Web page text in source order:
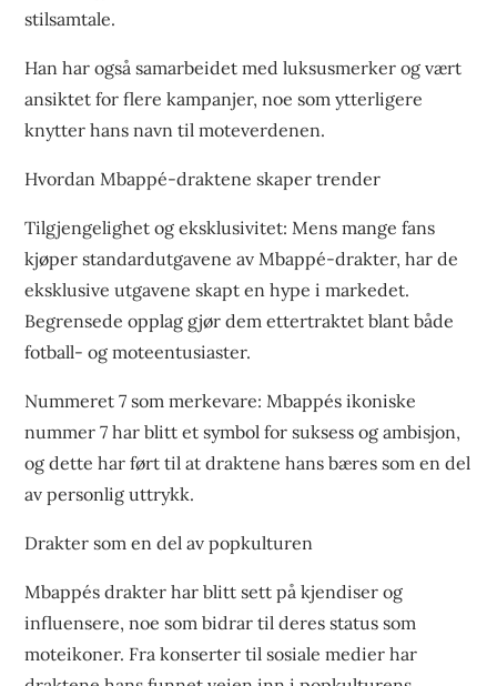
stilsamtale.
Han har også samarbeidet med luksusmerker og vært
ansiktet for flere kampanjer, noe som ytterligere
knytter hans navn til moteverdenen.
Hvordan Mbappé-draktene skaper trender
Tilgjengelighet og eksklusivitet: Mens mange fans
kjøper standardutgavene av Mbappé-drakter, har de
eksklusive utgavene skapt en hype i markedet.
Begrensede opplag gjør dem ettertraktet blant både
fotball- og moteentusiaster.
Nummeret 7 som merkevare: Mbappés ikoniske
nummer 7 har blitt et symbol for suksess og ambisjon,
og dette har ført til at draktene hans bæres som en del
av personlig uttrykk.
Drakter som en del av popkulturen
Mbappés drakter har blitt sett på kjendiser og
influensere, noe som bidrar til deres status som
moteikoner. Fra konserter til sosiale medier har